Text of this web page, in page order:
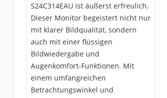
S24C314EAU ist äußerst erfreulich.
Dieser Monitor begeistert nicht nur
mit klarer Bildqualität, sondern
auch mit einer flüssigen
Bildwiedergabe und
Augenkomfort-Funktionen. Mit
einem umfangreichen
Betrachtungswinkel und